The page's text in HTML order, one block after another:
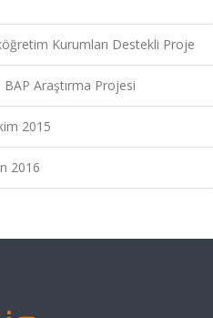
Kurumları Destekli Proje
BAP Araştırma Projesi
2015
2016